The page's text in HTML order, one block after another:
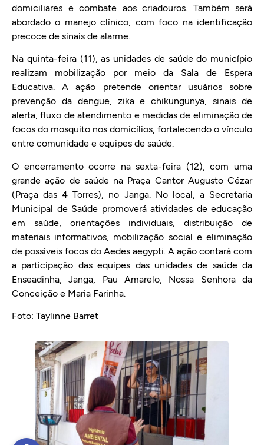
domiciliares e combate aos criadouros. Também será
abordado o manejo clínico, com foco na identificação
precoce de sinais de alarme.
Na quinta-feira (11), as unidades de saúde do município
realizam mobilização por meio da Sala de Espera
Educativa. A ação pretende orientar usuários sobre
prevenção da dengue, zika e chikungunya, sinais de
alerta, fluxo de atendimento e medidas de eliminação de
focos do mosquito nos domicílios, fortalecendo o vínculo
entre comunidade e equipes de saúde.
O encerramento ocorre na sexta-feira (12), com uma
grande ação de saúde na Praça Cantor Augusto Cézar
(Praça das 4 Torres), no Janga. No local, a Secretaria
Municipal de Saúde promoverá atividades de educação
em saúde, orientações individuais, distribuição de
materiais informativos, mobilização social e eliminação
de possíveis focos do Aedes aegypti. A ação contará com
a participação das equipes das unidades de saúde da
Enseadinha, Janga, Pau Amarelo, Nossa Senhora da
Conceição e Maria Farinha.
Foto: Taylinne Barret